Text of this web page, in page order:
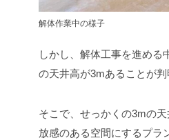
解体作業中の様子
しかし、解体工事を進める
の天井高が3mあることが判
そこで、せっかくの3mの
放感のある空間にするプラ